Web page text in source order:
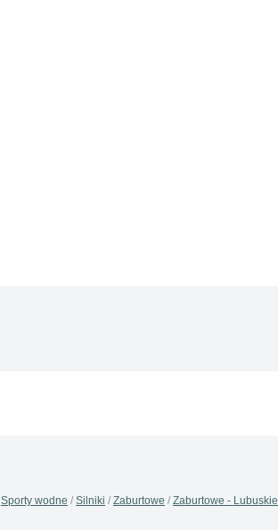
Sporty wodne Silniki Zaburtowe Zaburtowe - Lubuskie